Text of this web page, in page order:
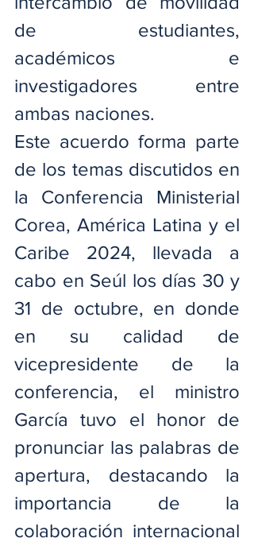
de estudiantes,
académicos e
investigadores entre
ambas naciones.
Este acuerdo forma parte
de los temas discutidos en
la Conferencia Ministerial
Corea, América Latina y el
Caribe 2024, llevada a
cabo en Seúl los días 30 y
31 de octubre, en donde
en su calidad de
vicepresidente de la
conferencia, el ministro
García tuvo el honor de
pronunciar las palabras de
apertura, destacando la
importancia de la
colaboración internacional